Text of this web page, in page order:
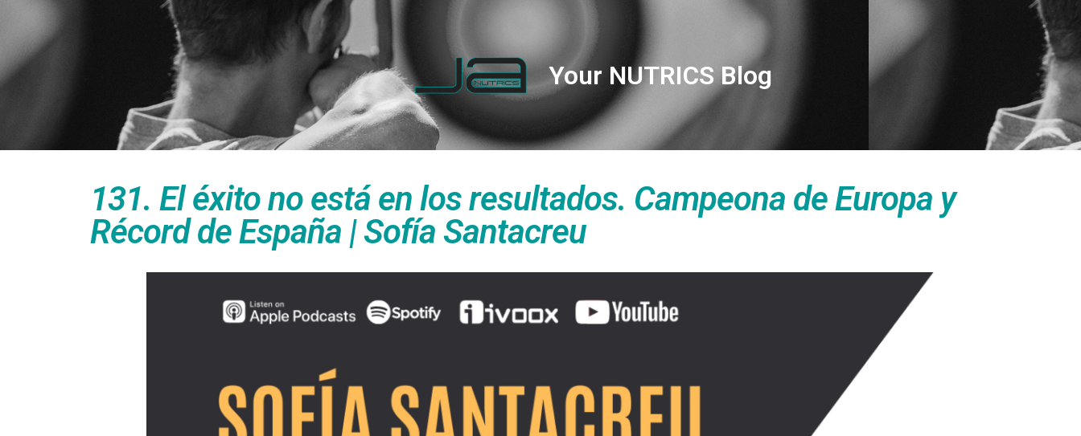
Your NUTRICS Blog
131. El éxito no está en los resultados. Campeona de Europa y
Récord de España | Sofía Santacreu